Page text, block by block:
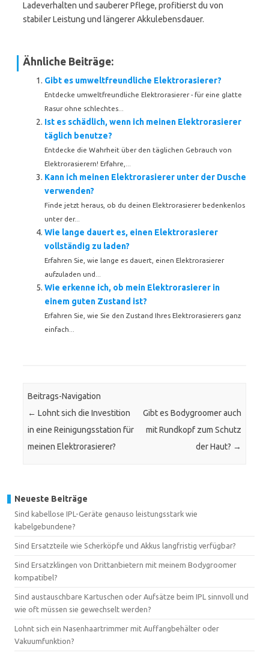
Ladeverhalten und sauberer Pflege, profitierst du von
stabiler Leistung und längerer Akkulebensdauer.
Ähnliche Beiträge:
Gibt es umweltfreundliche Elektrorasierer?
Entdecke umweltfreundliche Elektrorasierer - für eine glatte
Rasur ohne schlechtes...
Ist es schädlich, wenn ich meinen Elektrorasierer
täglich benutze?
Entdecke die Wahrheit über den täglichen Gebrauch von
Elektrorasierern! Erfahre,...
Kann ich meinen Elektrorasierer unter der Dusche
verwenden?
Finde jetzt heraus, ob du deinen Elektrorasierer bedenkenlos
unter der...
Wie lange dauert es, einen Elektrorasierer
vollständig zu laden?
Erfahren Sie, wie lange es dauert, einen Elektrorasierer
aufzuladen und...
Wie erkenne ich, ob mein Elektrorasierer in
einem guten Zustand ist?
Erfahren Sie, wie Sie den Zustand Ihres Elektrorasierers ganz
einfach...
Beitrags-Navigation
← Lohnt sich die Investition
in eine Reinigungsstation für
meinen Elektrorasierer?
Gibt es Bodygroomer auch
mit Rundkopf zum Schutz
der Haut? →
Neueste Beiträge
Sind kabellose IPL-Geräte genauso leistungsstark wie
kabelgebundene?
Sind Ersatzteile wie Scherköpfe und Akkus langfristig verfügbar?
Sind Ersatzklingen von Drittanbietern mit meinem Bodygroomer
kompatibel?
Sind austauschbare Kartuschen oder Aufsätze beim IPL sinnvoll und
wie oft müssen sie gewechselt werden?
Lohnt sich ein Nasenhaartrimmer mit Auffangbehälter oder
Vakuumfunktion?